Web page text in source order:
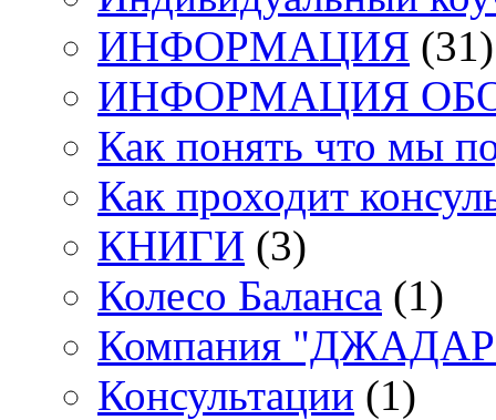
ИНФОРМАЦИЯ (31)
ИНФОРМАЦИЯ
Как понять что мы
Как проходит
КНИГИ (3)
Колесо Баланса (1)
Компания "ДЖАДАР"
Консультации (1)